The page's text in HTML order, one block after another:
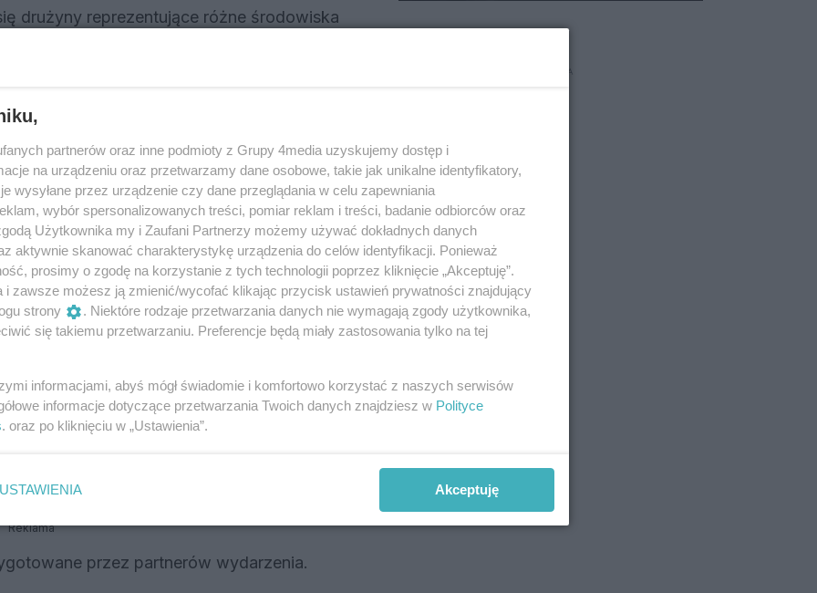
drużyny reprezentujące różne środowiska
powalczą o puchar, prawdziwymi
Fundacji Mam Marzenie.
że niemożliwe nie istnieje, regularnie
choroby zagrażające ich życiu. Każde
z idolem, nowy sprzęt komputerowy, czy
pacjentów ogromna dawka siły do
turnieju w całości zasili konto fundacji i
pragnień.
dla całych rodzin
oraz Rzeszowski Ośrodek Sportu i Rekreacji –
pełne wrażeń nie tylko dla fanów siatkówki.
a w programie przewidziano mnóstwo
oraz specjalny konkurs plastyczny połączony
niespodzianki.
Reklama
przez partnerów wydarzenia.
REKLAMA
partnerów oraz inne podmioty z Grupy 4media uzyskujemy dostęp i
na urządzeniu oraz przetwarzamy dane osobowe, takie jak unikalne identyfikatory,
wysyłane przez urządzenie czy dane przeglądania w celu zapewniania
wybór spersonalizowanych treści, pomiar reklam i treści, badanie odbiorców oraz
Użytkownika my i Zaufani Partnerzy możemy używać dokładnych danych
aktywnie skanować charakterystykę urządzenia do celów identyfikacji. Ponieważ
prosimy o zgodę na korzystanie z tych technologii poprzez kliknięcie „Akceptuję”.
i zawsze możesz ją zmienić/wycofać klikając przycisk ustawień prywatności znajdujący
strony
. Niektóre rodzaje przetwarzania danych nie wymagają zgody użytkownika,
się takiemu przetwarzaniu. Preferencje będą miały zastosowania tylko na tej
informacjami, abyś mógł świadomie i komfortowo korzystać z naszych serwisów
informacje dotyczące przetwarzania Twoich danych znajdziesz w Polityce
. oraz po kliknięciu w „Ustawienia”.
USTAWIENIA Akceptuję